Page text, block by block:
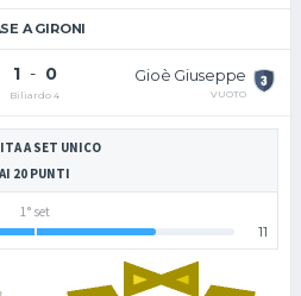
A GIRONI
1- 0
Biliardo 4
Gioè Giuseppe
VUOTO
A SET UNICO
AI 20 PUNTI
1° set
11